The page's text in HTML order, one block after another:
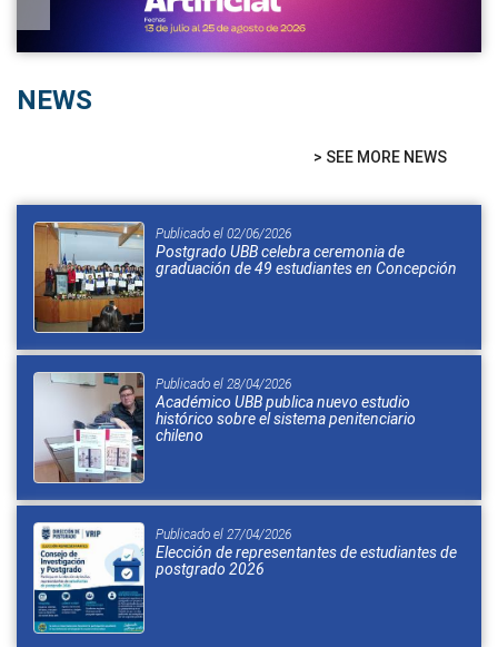
NEWS
> SEE MORE NEWS
Publicado el 02/06/2026
Postgrado UBB celebra ceremonia de
graduación de 49 estudiantes en Concepción
Publicado el 28/04/2026
Académico UBB publica nuevo estudio
histórico sobre el sistema penitenciario
chileno
Publicado el 27/04/2026
Elección de representantes de estudiantes de
postgrado 2026